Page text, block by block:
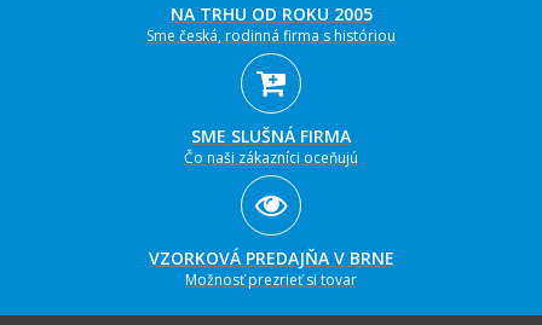
NA TRHU OD ROKU 2005
Sme česká, rodinná firma s históriou
SME SLUŠNÁ FIRMA
Čo naši zákazníci oceňujú
VZORKOVÁ PREDAJŇA V BRNE
Možnosť prezrieť si tovar